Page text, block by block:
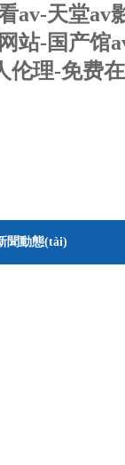
av-天堂
站-国产馆
伦理-免费
聞動態(tài)